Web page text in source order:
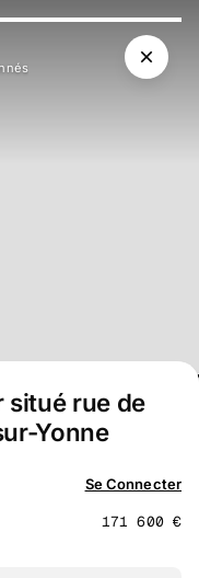
s
situé rue de
Yonne
Se Connecter
171 600 €